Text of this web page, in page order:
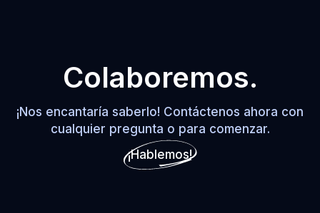
Colaboremos.
¡Nos encantaría saberlo! Contáctenos ahora con
cualquier pregunta o para comenzar.
¡Hablemos!